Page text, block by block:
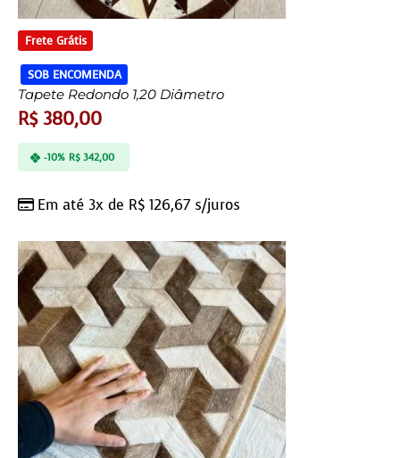
Frete Grátis
SOB ENCOMENDA
Tapete Redondo 1,20 Diâmetro
R$380,00
Em até 3x de R$ 126,67 s/juros
-10% R$342,00